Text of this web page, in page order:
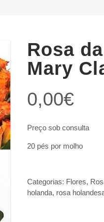
Rosa
Mary
0,00€
Preço sob consulta
20 pés por molho
Categorias: Flores,
holanda, rosa